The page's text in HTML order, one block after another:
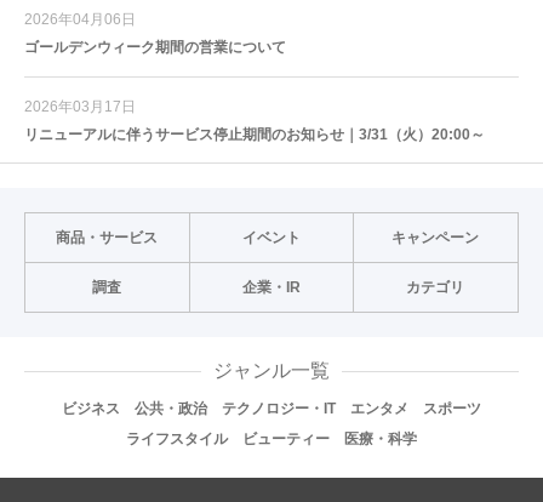
2026年04月06日
ゴールデンウィーク期間の営業について
2026年03月17日
リニューアルに伴うサービス停止期間のお知らせ｜3/31（火）20:00～
商品・サービス イベント キャンペーン
調査 企業・IR カテゴリ
ジャンル一覧
ビジネス 公共・政治 テクノロジー・IT エンタメ
スポーツ
ライフスタイル
ビューティー 医療・科学